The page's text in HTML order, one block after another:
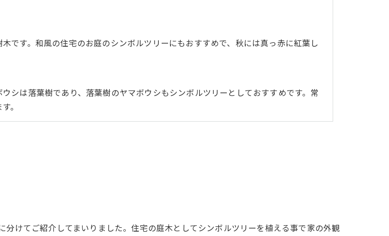
です。和風の住宅のお庭のシンボルツリーにもおすすめで、秋には真っ赤に紅葉し
シは落葉樹であり、落葉樹のヤマボウシもシンボルツリーとしておすすめです。常
。
けてご紹介してまいりました。住宅の庭木としてシンボルツリーを植える事で家の外観